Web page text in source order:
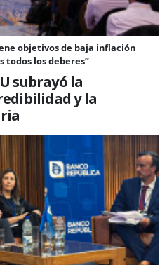
objetivos de baja inflación
todos los deberes”
subrayó la
y la